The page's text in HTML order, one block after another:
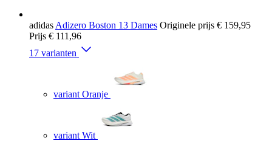
adidas Adizero Boston 13 Dames Originele prijs € 159,95
Prijs € 111,96
17 varianten
variant Oranje
variant Wit